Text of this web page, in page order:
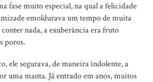
fase muito especial, na qual a felicidade
emoldurava um tempo de muita
nada, a exuberância era fruto
poros.
ele segurava, de maneira indolente, a
uma manta. Já entrado em anos, muitos